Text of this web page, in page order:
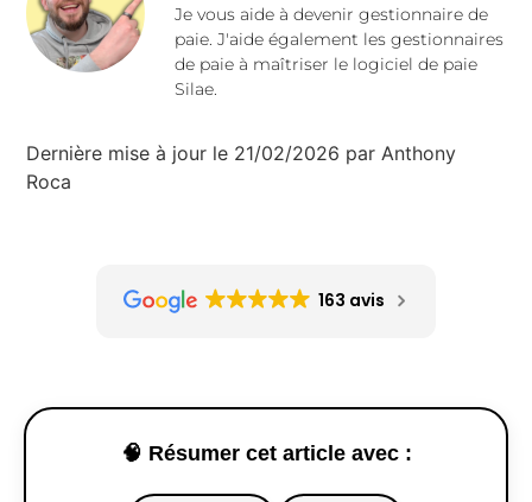
Je vous aide à devenir gestionnaire de
paie. J'aide également les gestionnaires
de paie à maîtriser le logiciel de paie
Silae.
Dernière mise à jour le 21/02/2026 par Anthony
Roca
163 avis
🧠 Résumer cet article avec :